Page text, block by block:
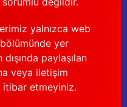
yalnızca web
yer
paylaşılan
veya iletişim
itibar etmeyiniz.